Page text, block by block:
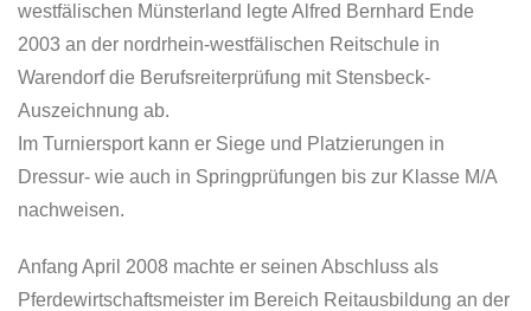
westfälischen Münsterland legte Alfred Bernhard Ende
2003 an der nordrhein-westfälischen Reitschule in
Warendorf die Berufsreiterprüfung mit Stensbeck-
Auszeichnung ab.
Im Turniersport kann er Siege und Platzierungen in
Dressur- wie auch in Springprüfungen bis zur Klasse M/A
nachweisen.
Anfang April 2008 machte er seinen Abschluss als
Pferdewirtschaftsmeister im Bereich Reitausbildung an der